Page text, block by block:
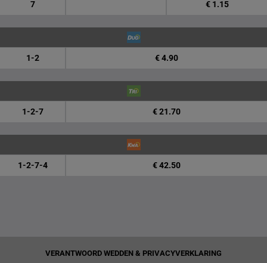
7 € 1.15
1-2 € 4.90
1-2-7 € 21.70
1-2-7-4 € 42.50
VERANTWOORD WEDDEN & PRIVACYVERKLARING